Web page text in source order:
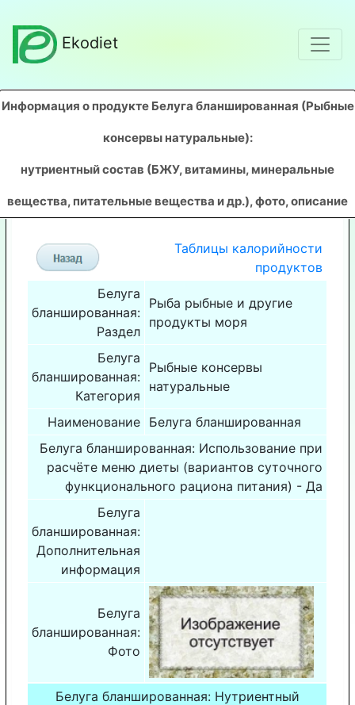
Ekodiet
Информация о продукте Белуга бланшированная (Рыбные
консервы натуральные):
нутриентный состав (БЖУ, витамины, минеральные
вещества, питательные вещества и др.), фото, описание
Таблицы калорийности
продуктов
Белуга
бланшированная:
Раздел
Рыба рыбные и другие
продукты моря
Белуга
бланшированная:
Категория
Рыбные консервы
натуральные
Наименование Белуга бланшированная
Белуга бланшированная: Использование при
расчёте меню диеты (вариантов суточного
функционального рациона питания) - Да
Белуга
бланшированная:
Дополнительная
информация
Белуга
бланшированная:
Фото
Белуга бланшированная: Нутриентный